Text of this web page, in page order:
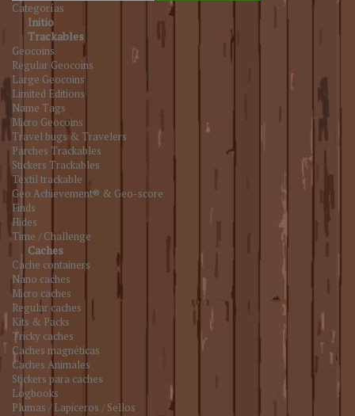
Categorías
Initio
Trackables
Geocoins
Regular Geocoins
Large Geocoins
Limited Editions
Name Tags
Micro Geocoins
Travel bugs & Travelers
Parches Trackables
Stickers Trackables
Textil trackable
Geo Achievement® & Geo-score
Finds
Hides
Time / Challenge
Caches
Cache containers
Nano caches
Micro caches
Regular caches
Kits & Packs
Tricky caches
Caches magnéticas
Caches Animales
Stickers para caches
Logbooks
Plumas / Lapiceros / Sellos